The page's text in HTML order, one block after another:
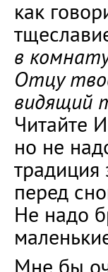
как
в
Отцу
видящий
Читайте
но не
традиция
перед
Не надо
Мне бы